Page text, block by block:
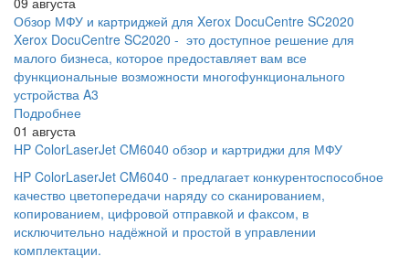
Обзор МФУ и картриджей для Xerox DocuCentre SC2020
Xerox DocuCentre SC2020 - это доступное решение для
малого бизнеса, которое предоставляет вам все
функциональные возможности многофункционального
устройства A3
Подробнее
01 августа
HP ColorLaserJet CM6040 обзор и картриджи для МФУ
HP ColorLaserJet CM6040 - предлагает конкурентоспособное
качество цветопередачи наряду со сканированием,
копированием, цифровой отправкой и факсом, в
исключительно надёжной и простой в управлении
комплектации.